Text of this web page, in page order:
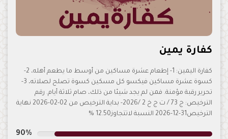
كفارة يمين
كفارة اليمين: 1- إطعام عشرة مساكين من أوسط ما يطعم أهله، 2-
كسوة عشرة مساكين فيكسو كل مسكين كسوة تصلح لصلاته، 3-
تحرير رقبة مؤمنة. فمن لم يجد شيئا من ذلك، صام ثلاثة أيام. رقم
الترخيص: ج 73 / ت ج خ 2 /2026- بداية الترخيص من 02-02-2026 نهاية
الترخيص31-12-2026 النسبة لاتتجاوز12.50 %
90%